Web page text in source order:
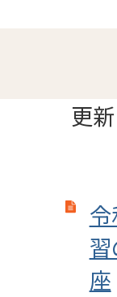
更
座